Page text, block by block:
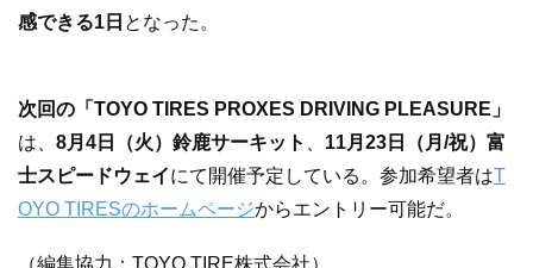
感できる1日 となった。
次回の「TOYO TIRES PROXES DRIVING PLEASURE」
は、 8月4日（火）鈴鹿サーキット 、 11月23日（月/祝）富
士スピードウェイにて開催予定している。参加希望者はT
OYO TIRESのホームページからエントリー可能だ。
（編集協力：TOYO TIRE株式会社）